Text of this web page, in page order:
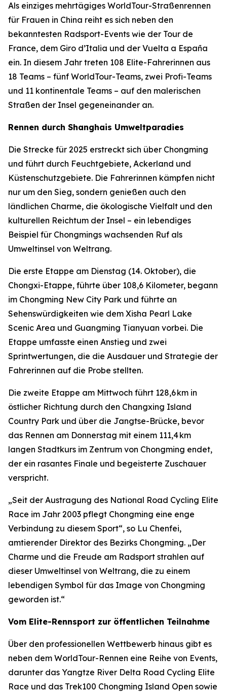
Als einziges mehrtägiges WorldTour-Straßenrennen
für Frauen in China reiht es sich neben den
bekanntesten Radsport-Events wie der Tour de
France, dem Giro d’Italia und der Vuelta a España
ein. In diesem Jahr treten 108 Elite-Fahrerinnen aus
18 Teams – fünf WorldTour-Teams, zwei Profi-Teams
und 11 kontinentale Teams – auf den malerischen
Straßen der Insel gegeneinander an.
Rennen durch Shanghais Umweltparadies
Die Strecke für 2025 erstreckt sich über Chongming
und führt durch Feuchtgebiete, Ackerland und
Küstenschutzgebiete. Die Fahrerinnen kämpfen nicht
nur um den Sieg, sondern genießen auch den
ländlichen Charme, die ökologische Vielfalt und den
kulturellen Reichtum der Insel – ein lebendiges
Beispiel für Chongmings wachsenden Ruf als
Umweltinsel von Weltrang.
Die erste Etappe am Dienstag (14. Oktober), die
Chongxi-Etappe, führte über 108,6 Kilometer, begann
im Chongming New City Park und führte an
Sehenswürdigkeiten wie dem Xisha Pearl Lake
Scenic Area und Guangming Tianyuan vorbei. Die
Etappe umfasste einen Anstieg und zwei
Sprintwertungen, die die Ausdauer und Strategie der
Fahrerinnen auf die Probe stellten.
Die zweite Etappe am Mittwoch führt 128,6 km in
östlicher Richtung durch den Changxing Island
Country Park und über die Jangtse-Brücke, bevor
das Rennen am Donnerstag mit einem 111,4 km
langen Stadtkurs im Zentrum von Chongming endet,
der ein rasantes Finale und begeisterte Zuschauer
verspricht.
„Seit der Austragung des National Road Cycling Elite
Race im Jahr 2003 pflegt Chongming eine enge
Verbindung zu diesem Sport“, so Lu Chenfei,
amtierender Direktor des Bezirks Chongming. „Der
Charme und die Freude am Radsport strahlen auf
dieser Umweltinsel von Weltrang, die zu einem
lebendigen Symbol für das Image von Chongming
geworden ist.“
Vom Elite-Rennsport zur öffentlichen Teilnahme
Über den professionellen Wettbewerb hinaus gibt es
neben dem WorldTour-Rennen eine Reihe von Events,
darunter das Yangtze River Delta Road Cycling Elite
Race und das Trek100 Chongming Island Open sowie